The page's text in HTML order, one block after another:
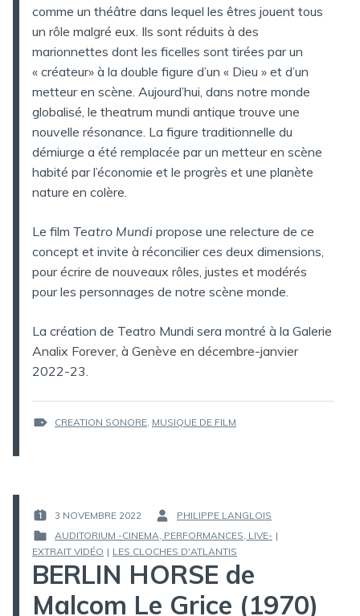
comme un théâtre dans lequel les êtres jouent tous
un rôle malgré eux. Ils sont réduits à des
marionnettes dont les ficelles sont tirées par un
« créateur» à la double figure d’un « Dieu » et d’un
metteur en scène. Aujourd’hui, dans notre monde
globalisé, le theatrum mundi antique trouve une
nouvelle résonance. La figure traditionnelle du
démiurge a été remplacée par un metteur en scène
habité par l’économie et le progrès et une planète
nature en colère.
Le film Teatro Mundi propose une relecture de ce
concept et invite à réconcilier ces deux dimensions,
pour écrire de nouveaux rôles, justes et modérés
pour les personnages de notre scène monde.
La création de Teatro Mundi sera montré à la Galerie
Analix Forever, à Genève en décembre-janvier
2022-23.
ÉTIQUETTES :
CREATION SONORE, MUSIQUE DE FILM
PUBLIÉ
LE :
3 NOVEMBRE 2022
PAR :
PHILIPPE LANGLOIS
PUBLIÉ
DANS
AUDITORIUM -CINEMA, PERFORMANCES, LIVE- |
EXTRAIT VIDÉO | LES CLOCHES D'ATLANTIS
BERLIN HORSE de
Malcom Le Grice (1970)